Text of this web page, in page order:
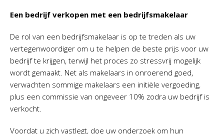
Een bedrijf verkopen met een bedrijfsmakelaar
De rol van een bedrijfsmakelaar is op te treden als uw
vertegenwoordiger om u te helpen de beste prijs voor uw
bedrijf te krijgen, terwijl het proces zo stressvrij mogelijk
wordt gemaakt. Net als makelaars in onroerend goed,
verwachten sommige makelaars een initiële vergoeding,
plus een commissie van ongeveer 10% zodra uw bedrijf is
verkocht.
Voordat u zich vastlegt, doe uw onderzoek om hun